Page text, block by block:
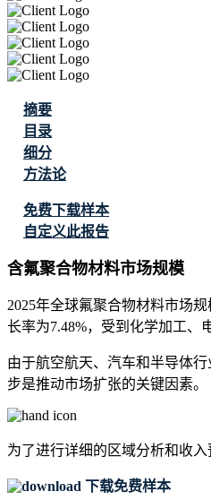
摘要
目录
细分
方法论
免费下载样本
自定义此报告
含氟聚合物材料市场规模
2025年全球氟聚合物材料市场
长率为7.48%，受到化学加工、
由于航空航天、汽车和半导体
步是推动市场扩张的关键因素。
为了进行详细的区域分析和收
下载免费样本